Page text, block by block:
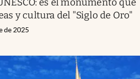
y cultura del "Siglo de Oro"
de 2025